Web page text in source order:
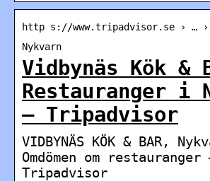
http s://www.tripadvisor.se › … ›
Nykvarn
Vidbynäs Kök &
Restauranger i
– Tripadvisor
VIDBYNÄS KÖK & BAR,
Omdömen om restauranger
Tripadvisor